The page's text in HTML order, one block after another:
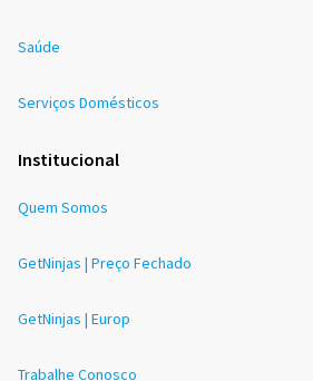
Saúde
Serviços Domésticos
Institucional
Quem Somos
GetNinjas | Preço Fechado
GetNinjas | Europ
Trabalhe Conosco